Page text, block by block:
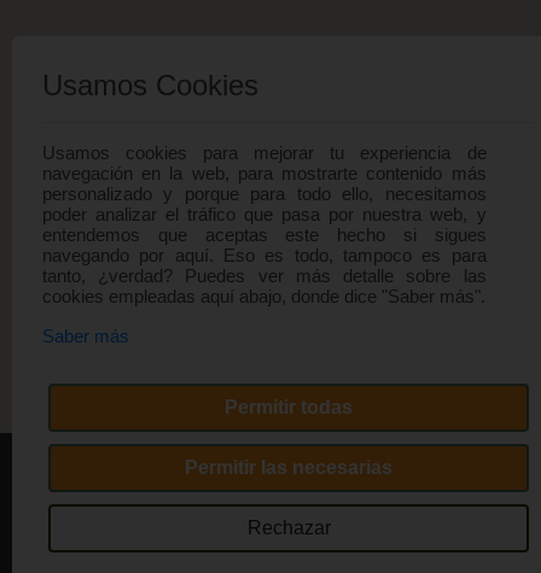
Usamos Cookies
Usamos cookies para mejorar tu experiencia de
navegación en la web, para mostrarte contenido más
personalizado y porque para todo ello, necesitamos
poder analizar el tráfico que pasa por nuestra web, y
entendemos que aceptas este hecho si sigues
navegando por aquí. Eso es todo, tampoco es para
tanto, ¿verdad? Puedes ver más detalle sobre las
cookies empleadas aquí abajo, donde dice "Saber más".
Saber más
Permitir todas
Permitir las necesarias
Rechazar
CÓMO COMPRAR
TÉRMINOS Y CONDICIONES